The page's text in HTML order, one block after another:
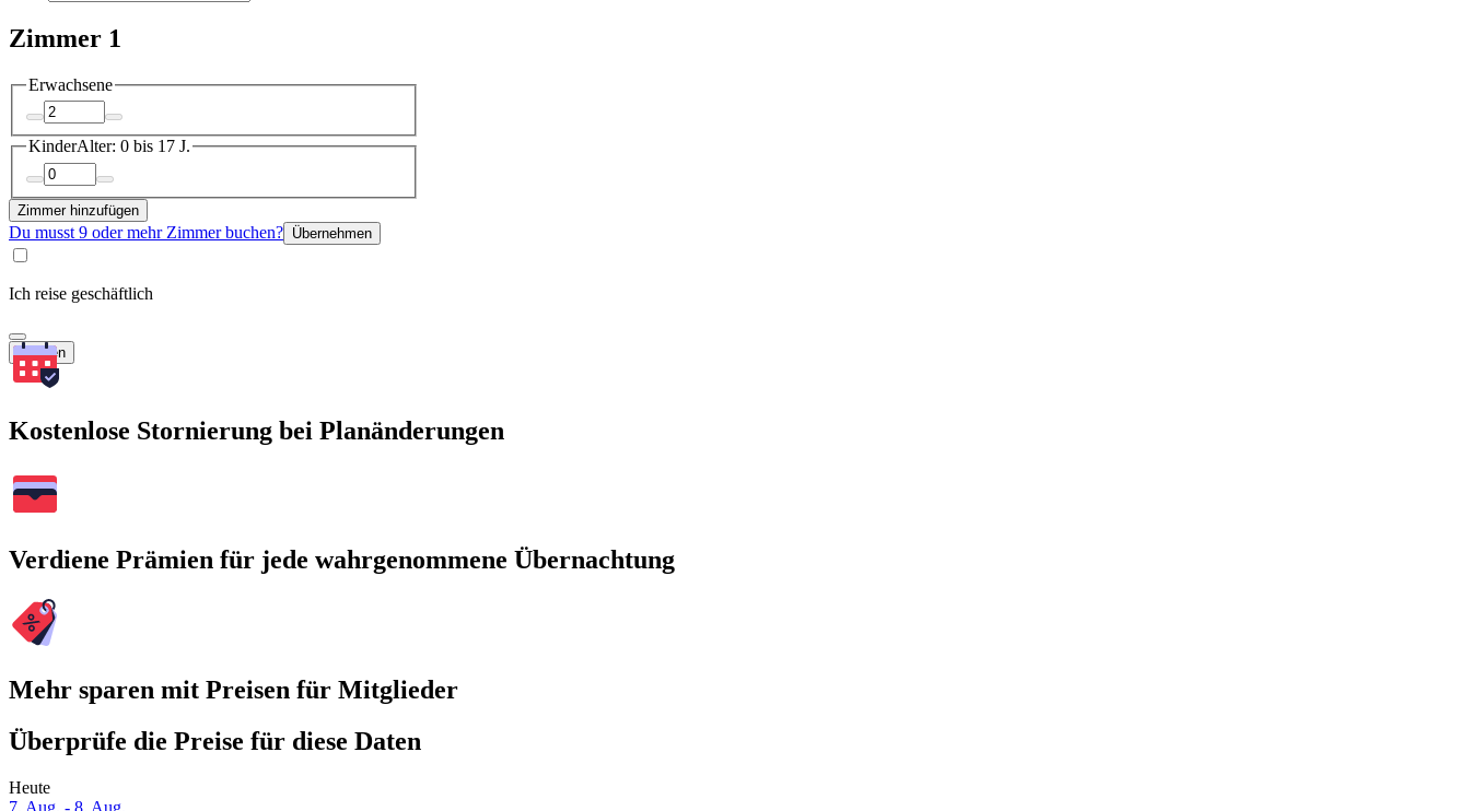
Zimmer 1
Erwachsene
KinderAlter: 0 bis 17 J.
Zimmer hinzufügen
Du musst 9 oder mehr Zimmer buchen? Übernehmen
Ich reise geschäftlich
Suchen
Kostenlose Stornierung bei Planänderungen
Verdiene Prämien für jede wahrgenommene Übernachtung
Mehr sparen mit Preisen für Mitglieder
Überprüfe die Preise für diese Daten
Heute